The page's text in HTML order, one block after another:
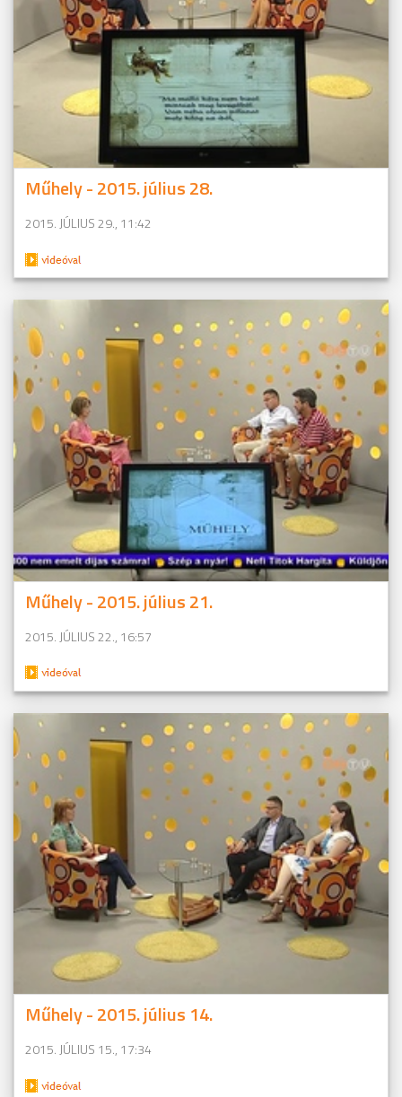
Műhely - 2015. július 28.
2015. JÚLIUS 29., 11:42
Műhely - 2015. július 21.
2015. JÚLIUS 22., 16:57
Műhely - 2015. július 14.
2015. JÚLIUS 15., 17:34